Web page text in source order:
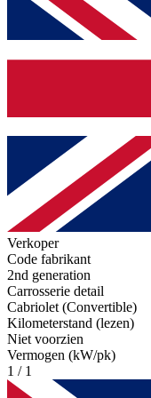
Verkoper
Code fabrikant
2nd generation
Carrosserie detail
Cabriolet (Convertible)
Kilometerstand (lezen)
Niet voorzien
Vermogen (kW/pk)
1 / 1